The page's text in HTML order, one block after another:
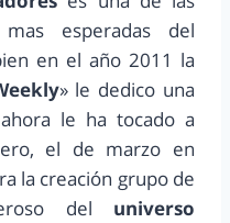
esperadas del
en el año 2011 la
» le dedico una
le ha tocado a
el de marzo en
la creación grupo de
del universo